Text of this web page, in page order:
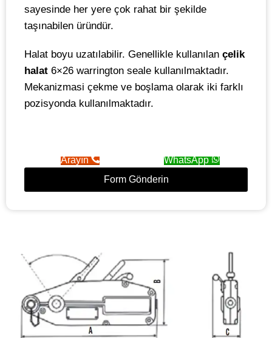
sayesinde her yere çok rahat bir şekilde
taşınabilen üründür.
Halat boyu uzatılabilir. Genellikle kullanılan çelik
halat 6×26 warrington seale kullanılmaktadır.
Mekanizmasi çekme ve boşlama olarak iki farklı
pozisyonda kullanılmaktadır.
Arayın
WhatsApp
Form Gönderin